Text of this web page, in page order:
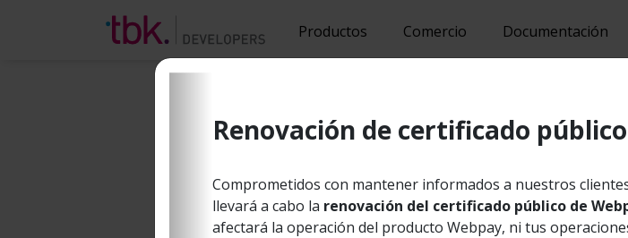
Productos Comercio Documentación
Renovación de certificado
Comprometidos con mantener informados a nuestros
llevará a cabo la renovación del certificado público de
afectará la operación del producto Webpay, ni tus
Recursos